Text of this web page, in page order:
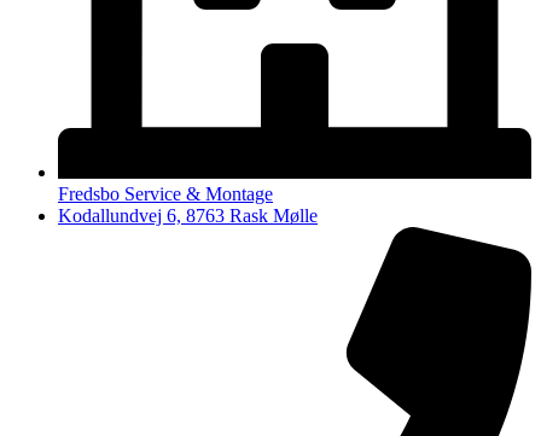
Fredsbo Service & Montage
Kodallundvej 6, 8763 Rask Mølle